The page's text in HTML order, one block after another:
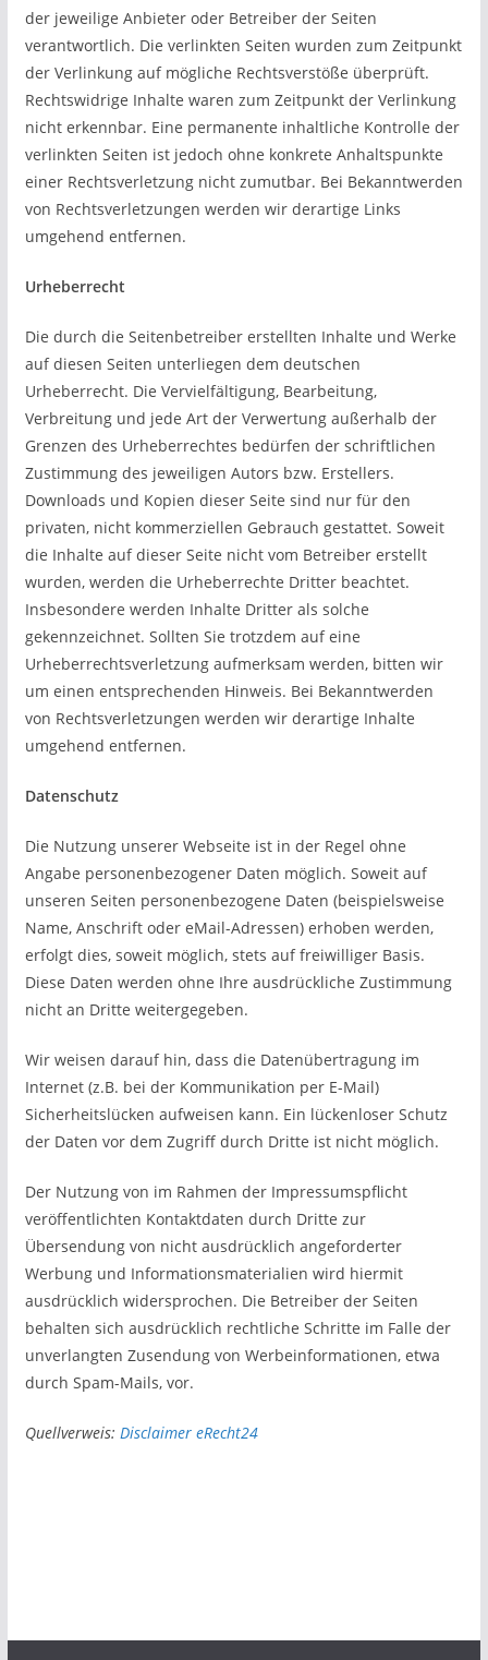
der jeweilige Anbieter oder Betreiber der Seiten
verantwortlich. Die verlinkten Seiten wurden zum Zeitpunkt
der Verlinkung auf mögliche Rechtsverstöße überprüft.
Rechtswidrige Inhalte waren zum Zeitpunkt der Verlinkung
nicht erkennbar. Eine permanente inhaltliche Kontrolle der
verlinkten Seiten ist jedoch ohne konkrete Anhaltspunkte
einer Rechtsverletzung nicht zumutbar. Bei Bekanntwerden
von Rechtsverletzungen werden wir derartige Links
umgehend entfernen.
Urheberrecht
Die durch die Seitenbetreiber erstellten Inhalte und Werke
auf diesen Seiten unterliegen dem deutschen
Urheberrecht. Die Vervielfältigung, Bearbeitung,
Verbreitung und jede Art der Verwertung außerhalb der
Grenzen des Urheberrechtes bedürfen der schriftlichen
Zustimmung des jeweiligen Autors bzw. Erstellers.
Downloads und Kopien dieser Seite sind nur für den
privaten, nicht kommerziellen Gebrauch gestattet. Soweit
die Inhalte auf dieser Seite nicht vom Betreiber erstellt
wurden, werden die Urheberrechte Dritter beachtet.
Insbesondere werden Inhalte Dritter als solche
gekennzeichnet. Sollten Sie trotzdem auf eine
Urheberrechtsverletzung aufmerksam werden, bitten wir
um einen entsprechenden Hinweis. Bei Bekanntwerden
von Rechtsverletzungen werden wir derartige Inhalte
umgehend entfernen.
Datenschutz
Die Nutzung unserer Webseite ist in der Regel ohne
Angabe personenbezogener Daten möglich. Soweit auf
unseren Seiten personenbezogene Daten (beispielsweise
Name, Anschrift oder eMail-Adressen) erhoben werden,
erfolgt dies, soweit möglich, stets auf freiwilliger Basis.
Diese Daten werden ohne Ihre ausdrückliche Zustimmung
nicht an Dritte weitergegeben.
Wir weisen darauf hin, dass die Datenübertragung im
Internet (z.B. bei der Kommunikation per E-Mail)
Sicherheitslücken aufweisen kann. Ein lückenloser Schutz
der Daten vor dem Zugriff durch Dritte ist nicht möglich.
Der Nutzung von im Rahmen der Impressumspflicht
veröffentlichten Kontaktdaten durch Dritte zur
Übersendung von nicht ausdrücklich angeforderter
Werbung und Informationsmaterialien wird hiermit
ausdrücklich widersprochen. Die Betreiber der Seiten
behalten sich ausdrücklich rechtliche Schritte im Falle der
unverlangten Zusendung von Werbeinformationen, etwa
durch Spam-Mails, vor.
Quellverweis: Disclaimer eRecht24